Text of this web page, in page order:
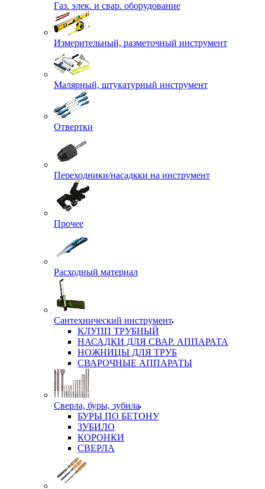
Газ. элек. и свар. оборудование
Измерительный, разметочный инструмент
Малярный, штукатурный инструмент
Отвертки
Переходники/насадкки на инструмент
Прочее
Расходный материал
Сантехнический инструмент
КЛУПП ТРУБНЫЙ
НАСАДКИ ДЛЯ СВАР. АППАРАТА
НОЖНИЦЫ ДЛЯ ТРУБ
СВАРОЧНЫЕ АППАРАТЫ
Сверла, буры, зубила
БУРЫ ПО БЕТОНУ
ЗУБИЛО
КОРОНКИ
СВЕРЛА